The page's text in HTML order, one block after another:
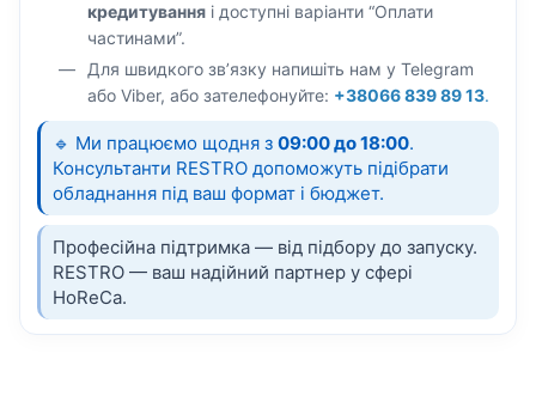
кредитування і доступні варіанти “Оплати
частинами”.
Для швидкого зв’язку напишіть нам у Telegram
або Viber, або зателефонуйте: +38066 839 89 13.
🔹 Ми працюємо щодня з 09:00 до 18:00.
Консультанти RESTRO допоможуть підібрати
обладнання під ваш формат і бюджет.
Професійна підтримка — від підбору до запуску.
RESTRO — ваш надійний партнер у сфері
HoReCa.